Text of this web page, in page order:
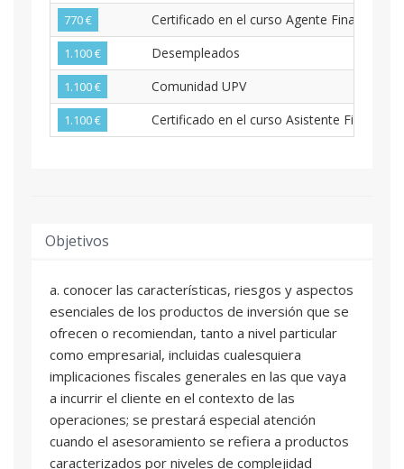
770 € Certificado en el curso Agente Financiero
1.100 € Desempleados
1.100 € Comunidad UPV
1.100 € Certificado en el curso Asistente Financiero
Objetivos
a. conocer las características, riesgos y aspectos
esenciales de los productos de inversión que se
ofrecen o recomiendan, tanto a nivel particular
como empresarial, incluidas cualesquiera
implicaciones fiscales generales en las que vaya
a incurrir el cliente en el contexto de las
operaciones; se prestará especial atención
cuando el asesoramiento se refiera a productos
caracterizados por niveles de complejidad